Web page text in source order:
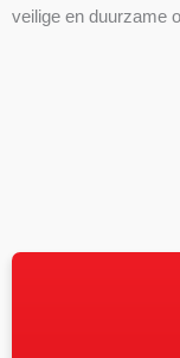
veilige en duurzame